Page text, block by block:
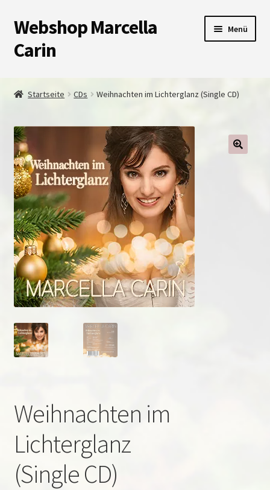
Zur
Navigation
springen
Zum
Inhalt
springen
Webshop Marcella
Carin
Menü
Kasse
Impressum
Startseite CDs Weihnachten im Lichterglanz (Single CD)
Weihnachten im
Lichterglanz
(Single CD)